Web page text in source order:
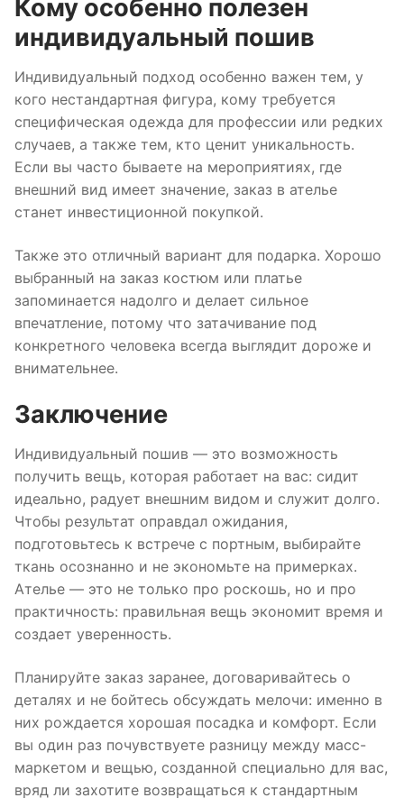
Кому особенно полезен
индивидуальный пошив
Индивидуальный подход особенно важен тем, у
кого нестандартная фигура, кому требуется
специфическая одежда для профессии или редких
случаев, а также тем, кто ценит уникальность.
Если вы часто бываете на мероприятиях, где
внешний вид имеет значение, заказ в ателье
станет инвестиционной покупкой.
Также это отличный вариант для подарка. Хорошо
выбранный на заказ костюм или платье
запоминается надолго и делает сильное
впечатление, потому что затачивание под
конкретного человека всегда выглядит дороже и
внимательнее.
Заключение
Индивидуальный пошив — это возможность
получить вещь, которая работает на вас: сидит
идеально, радует внешним видом и служит долго.
Чтобы результат оправдал ожидания,
подготовьтесь к встрече с портным, выбирайте
ткань осознанно и не экономьте на примерках.
Ателье — это не только про роскошь, но и про
практичность: правильная вещь экономит время и
создает уверенность.
Планируйте заказ заранее, договаривайтесь о
деталях и не бойтесь обсуждать мелочи: именно в
них рождается хорошая посадка и комфорт. Если
вы один раз почувствуете разницу между масс-
маркетом и вещью, созданной специально для вас,
вряд ли захотите возвращаться к стандартным